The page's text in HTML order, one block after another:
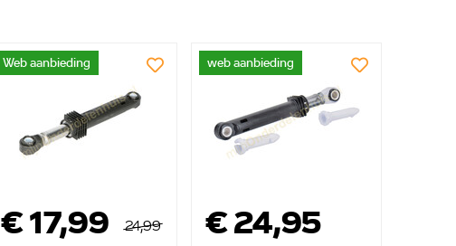
Web aanbieding
€ 17,99
24,99
web aanbieding
€ 24,95